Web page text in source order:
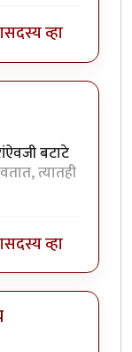
सदस्य व्हा
बटाटे
त्यातही
सदस्य व्हा